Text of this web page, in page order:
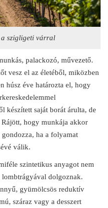
szigligeti várral
palackozó, művezető.
vesz el az életéből, miközben
húsz éve határozta el, hogy
készített saját borát árulta, de
hogy munkája akkor
ha a folyamat
válik.
szintetikus anyagot nem
lombtrágyával dolgoznak.
gyümölcsös reduktív
száraz vagy a desszert